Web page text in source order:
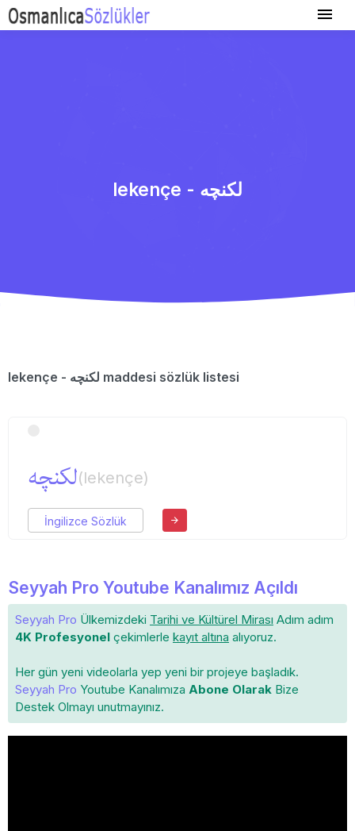
lekençe - لكنچه
lekençe - لكنچه maddesi sözlük listesi
لكنچه(lekençe)
İngilizce Sözlük
Seyyah Pro Youtube Kanalımız Açıldı
Seyyah Pro Ülkemizdeki Tarihi ve Kültürel Mirası Adım adım
4K Profesyonel çekimlerle kayıt altına alıyoruz.
Her gün yeni videolarla yep yeni bir projeye başladık.
Seyyah Pro Youtube Kanalımıza Abone Olarak Bize
Destek Olmayı unutmayınız.